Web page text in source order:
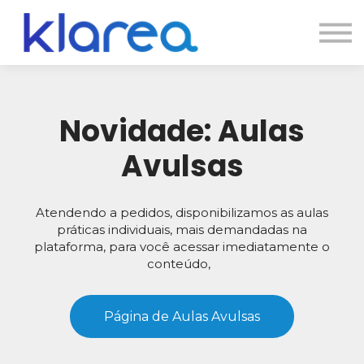
Contato
Cursos
Entrar
Novidade: Aulas
Avulsas
Atendendo a pedidos, disponibilizamos as aulas
práticas individuais, mais demandadas na
plataforma, para você acessar imediatamente o
conteúdo,
Página de Aulas Avulsas